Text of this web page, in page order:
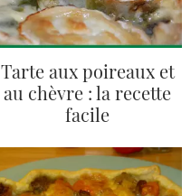
Tarte aux poireaux et
au chèvre : la recette
facile